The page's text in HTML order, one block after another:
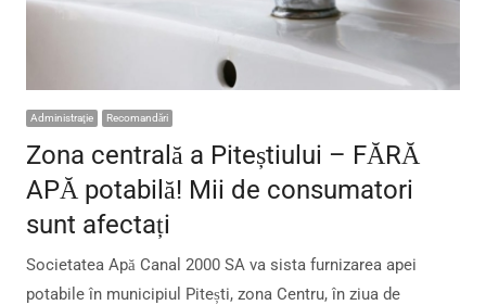
Administraţie Recomandări
Zona centrală a Piteștiului – FĂRĂ
APĂ potabilă! Mii de consumatori
sunt afectați
Societatea Apă Canal 2000 SA va sista furnizarea apei
potabile în municipiul Pitești, zona Centru, în ziua de